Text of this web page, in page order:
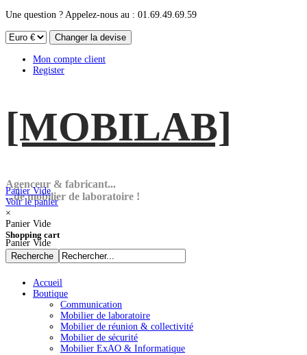
Une question ? Appelez-nous au : 01.69.49.69.59
Mon compte client
Register
[MOBILAB]
Agenceur & fabricant...
...de mobilier de laboratoire !
Panier Vide
Voir le panier
×
Panier Vide
Shopping cart
Panier Vide
Accueil
Boutique
Communication
Mobilier de laboratoire
Mobilier de réunion & collectivité
Mobilier de sécurité
Mobilier ExAO & Informatique